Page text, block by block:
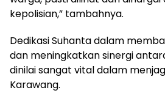
kepolisian,” tambahnya.
Dedikasi Suhanta dalam
dan meningkatkan sinergi
dinilai sangat vital dalam
Karawang.